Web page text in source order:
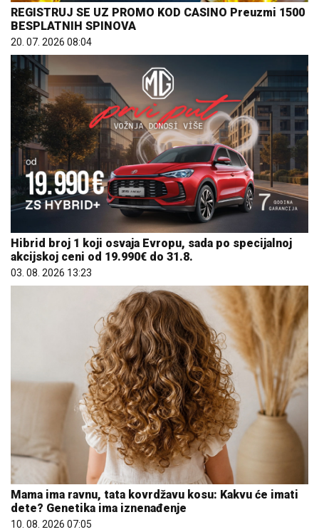
REGISTRUJ SE UZ PROMO KOD CASINO Preuzmi 1500
BESPLATNIH SPINOVA
20. 07. 2026 08:04
Hibrid broj 1 koji osvaja Evropu, sada po specijalnoj
akcijskoj ceni od 19.990€ do 31.8.
03. 08. 2026 13:23
Mama ima ravnu, tata kovrdžavu kosu: Kakvu će imati
dete? Genetika ima iznenađenje
10. 08. 2026 07:05